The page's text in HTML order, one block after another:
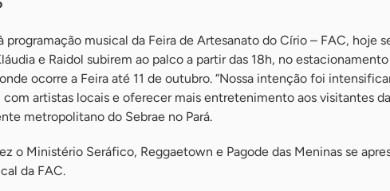
programação musical da Feira de Artesanato do Círio – FAC, hoje
e Raidol subirem ao palco a partir das 18h, no
ocorre a Feira até 11 de outubro. “Nossa intenção foi
artistas locais e oferecer mais entretenimento aos visitantes da
metropolitano do Sebrae no Pará.
o Ministério Seráfico, Reggaetown e Pagode das Meninas se
da FAC.